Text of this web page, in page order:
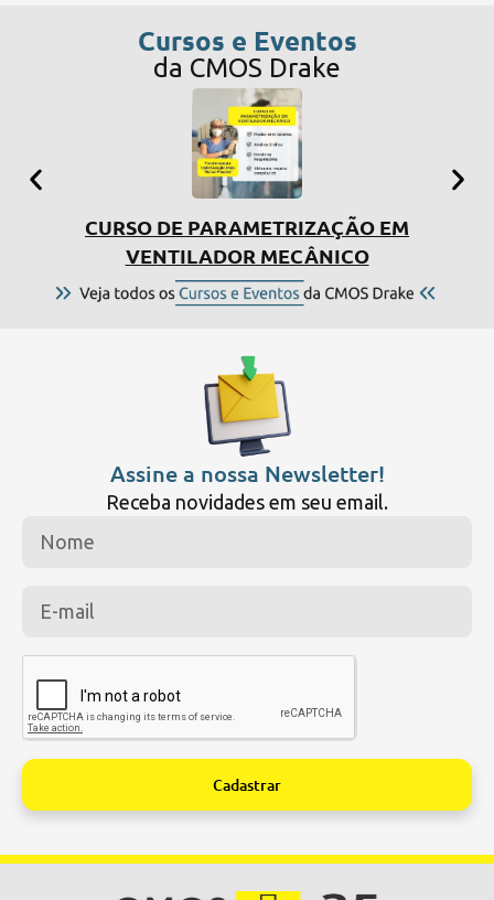
Cursos e Eventos
da CMOS Drake
CURSO DE PARAMETRIZAÇÃO EM
VENTILADOR MECÂNICO
Assine a nossa Newsletter!
Receba novidades em seu email.
Cadastrar